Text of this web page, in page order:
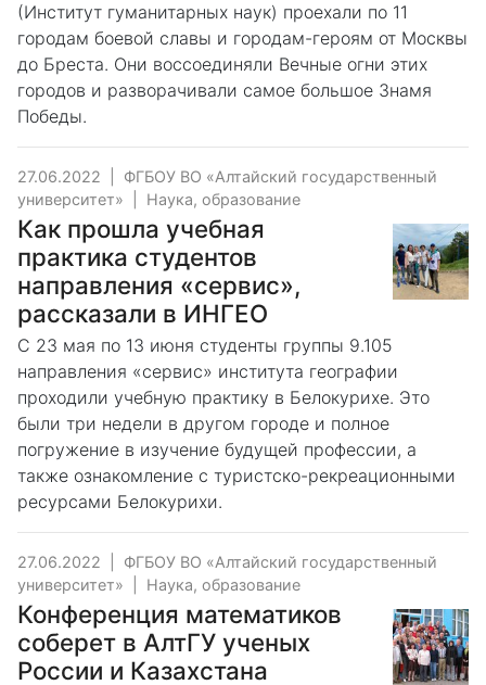
(Институт гуманитарных наук) проехали по 11
городам боевой славы и городам-героям от Москвы
до Бреста. Они воссоединяли Вечные огни этих
городов и разворачивали самое большое Знамя
Победы.
27.06.2022
ФГБОУ ВО «Алтайский государственный
университет»
Наука, образование
Как прошла учебная
практика студентов
направления «сервис»,
рассказали в ИНГЕО
С 23 мая по 13 июня студенты группы 9.105
направления «сервис» института географии
проходили учебную практику в Белокурихе. Это
были три недели в другом городе и полное
погружение в изучение будущей профессии, а
также ознакомление с туристско-рекреационными
ресурсами Белокурихи.
27.06.2022
ФГБОУ ВО «Алтайский государственный
университет»
Наука, образование
Конференция математиков
соберет в АлтГУ ученых
России и Казахстана